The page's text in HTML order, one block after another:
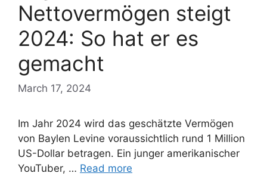
Nettovermögen steigt
2024: So hat er es
gemacht
March 17, 2024
Im Jahr 2024 wird das geschätzte Vermögen
von Baylen Levine voraussichtlich rund 1 Million
US-Dollar betragen. Ein junger amerikanischer
YouTuber, … Read more